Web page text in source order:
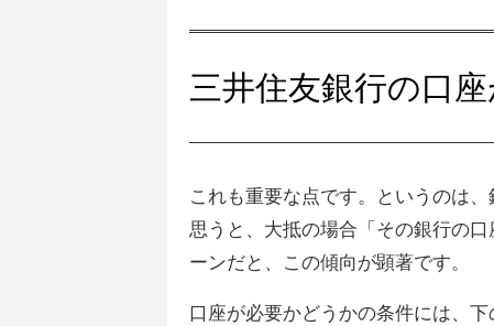
三井住友銀行の口
これも重要な点です。というのは
思うと、大抵の場合「その銀行の
ーンだと、この傾向が顕著です。
口座が必要かどうかの条件には、